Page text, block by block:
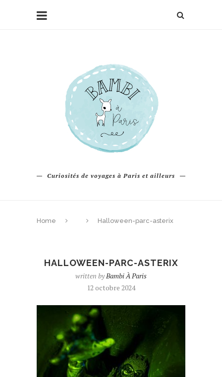
Curiosités de voyages à Paris et ailleurs
Home Halloween-parc-asterix
HALLOWEEN-PARC-ASTERIX
written byBambi À Paris
12 octobre 2024